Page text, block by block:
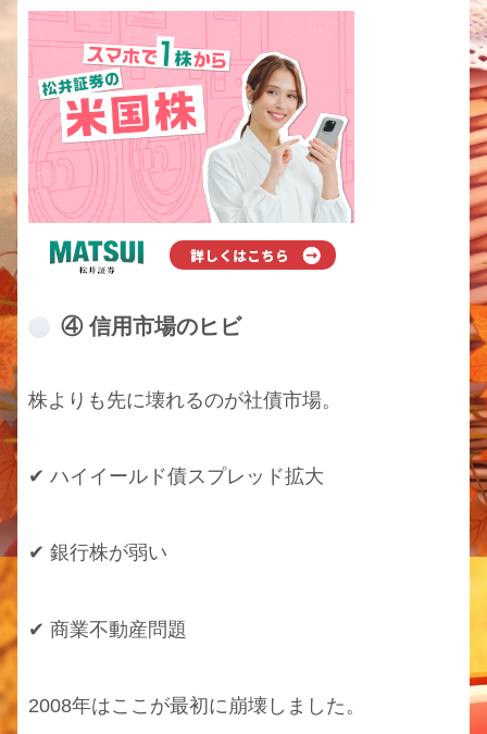
資サービスを取り扱うネット証券会社です。
④ 信用市場のヒビ
株よりも先に壊れるのが社債市場。
✔ ハイイールド債スプレッド拡大
✔ 銀行株が弱い
✔ 商業不動産問題
2008年はここが最初に崩壊しました。